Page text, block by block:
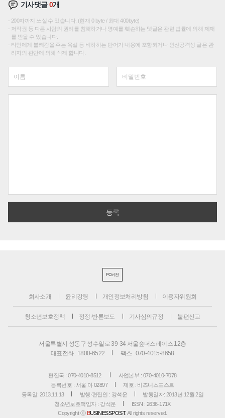
기사댓글0개
200자까지 쓰실 수 있습니다. (현재 0 byte / 최대 400byte)
저작권 등 다른 사람의 권리를 침해하거나 명예를 훼손하는 댓글은 관련 법률에 의해 제재
를 받을 수 있습니다.
타인에게 불쾌감을 주는 욕설 등 비하하는 단어가 내용에 포함되거나 인신공격성 글은 관
리자의 판단에 의해 삭제 합니다.
PC버전
회사소개 윤리강령 개인정보처리방침 이용자위원회
청소년보호정책 정정·반론보도 기사심의규정 불편신고
서울특별시 성동구 성수일로 39-34 서울숲더스페이스 12층
대표전화 : 1800-6522
팩스 : 070-4015-8658
편집국 : 070-4010-8512
사업본부 : 070-4010-7078
등록번호 : 서울 아 02897
제호 : 비즈니스포스트
등록일: 2013.11.13
발행·편집인 : 강석운
발행일자: 2013년 12월 2일
청소년보호책임자 : 강석운
ISSN : 2636-171X
Copyright ⓒ BUSINESSPOST. All rights reserved.